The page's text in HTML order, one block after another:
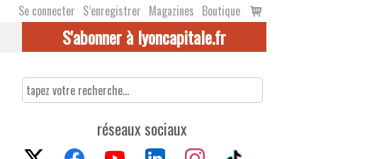
Se connecter S’enregistrer Magazines Boutique
Voir
le
S'abonner à lyoncapitale.fr
réseaux sociaux